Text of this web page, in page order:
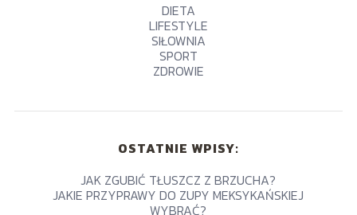
DIETA
LIFESTYLE
SIŁOWNIA
SPORT
ZDROWIE
OSTATNIE WPISY:
JAK ZGUBIĆ TŁUSZCZ Z BRZUCHA?
JAKIE PRZYPRAWY DO ZUPY MEKSYKAŃSKIEJ
WYBRAĆ?